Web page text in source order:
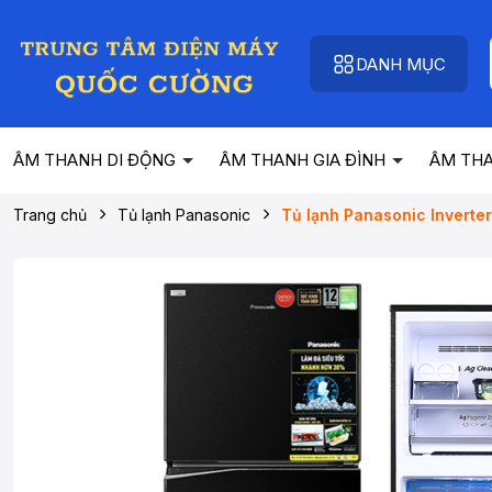
DANH MỤC
ÂM THANH DI ĐỘNG ÂM THANH GIA ĐÌNH ÂM
Trang chủ Tủ lạnh Panasonic Tủ lạnh Panasonic